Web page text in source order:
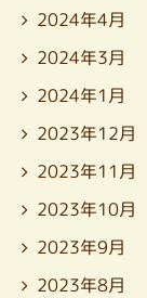
2024年4月
2024年3月
2024年1月
2023年12月
2023年11月
2023年10月
2023年9月
2023年8月